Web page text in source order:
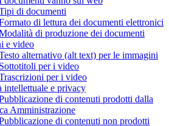
di documenti
di lettura dei documenti elettronici
di produzione dei documenti
e video
alternativo (alt text) per le immagini
per i video
per i video
intellettuale e privacy
di contenuti prodotti dalla
Amministrazione
di contenuti non prodotti